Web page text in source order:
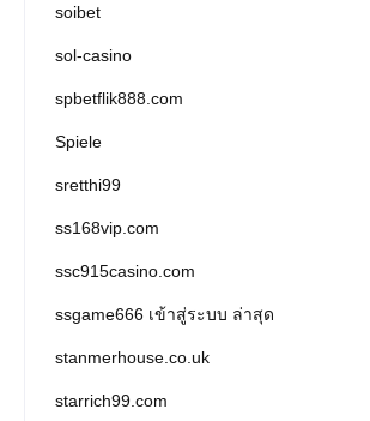
soibet
sol-casino
spbetflik888.com
Spiele
sretthi99
ss168vip.com
ssc915casino.com
ssgame666 เข้าสู่ระบบ ล่าสุด
stanmerhouse.co.uk
starrich99.com